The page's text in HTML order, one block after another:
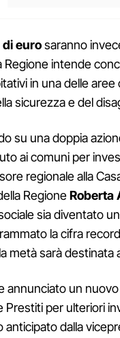
di eurosaranno
Regione intende
in una delle
sicurezza e del
su una doppia
ai comuni per
regionale alla
RegioneRoberta
sia diventato
la cifra
metà sarà
annunciato un
Prestiti per ulteriori
anticipato dalla